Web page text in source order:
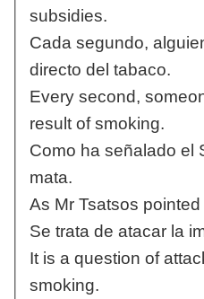
subsidies.
Cada segundo,
directo del tabaco.
Every second,
result of smoking.
Como ha señalado el
mata.
As Mr Tsatsos
Se trata de atacar la
It is a question of
smoking.